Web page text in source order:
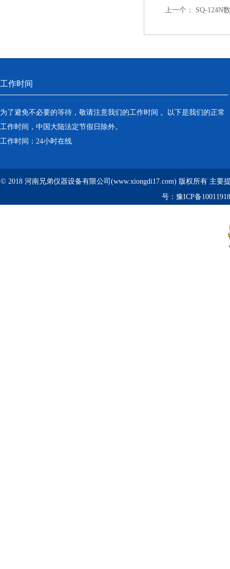
上一个： SQ-124N
工作时间
为了避免不必要的等待，敬请注意我们的工作时间 。以下是我们的正常
工作时间，中国大陆法定节假日除外。
工作时间：24小时在线
© 2018 河南兄弟仪器设备有限公司(www.xiongdi17.com) 版权所有 主要
号： 豫ICP备